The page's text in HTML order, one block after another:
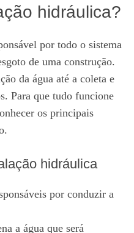
hidráulica?
por todo o sistema
de uma construção.
da água até a coleta e
Para que tudo funcione
os principais
hidráulica
por conduzir a
a água que será